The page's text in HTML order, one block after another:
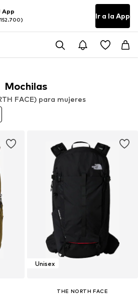
App
Ir a la App
Mochilas
FACE) para mujeres
Unisex
THE NORTH FACE